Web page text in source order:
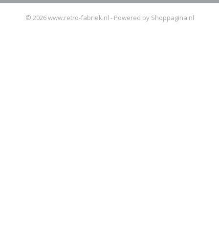
© 2026 www.retro-fabriek.nl - Powered by Shoppagina.nl